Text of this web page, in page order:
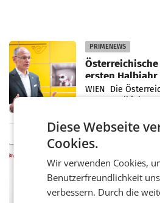
PRIMENEWS
ersten
Briefgeschäft
WIEN Die
ersten Halbjahr
von 1.544,0 Mio.
einem Plus von 3,8
Vergleichszeitraum
überraschend
UNTERFÖHRING/
Fernsehkonzern
Frühjahr dank
Diese Webseite
Cookies.
Wir verwenden Cookies,
Benutzerfreundlichkeit
verbessern. Durch die